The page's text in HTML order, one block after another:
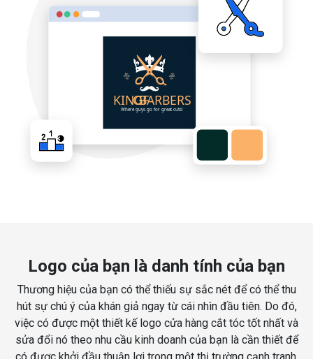
Logo của bạn là danh tính của bạn
Thương hiệu của bạn có thể thiếu sự sắc nét để có thể thu
hút sự chú ý của khán giả ngay từ cái nhìn đầu tiên. Do đó,
việc có được một thiết kế logo cửa hàng cắt tóc tốt nhất và
sửa đổi nó theo nhu cầu kinh doanh của bạn là cần thiết để